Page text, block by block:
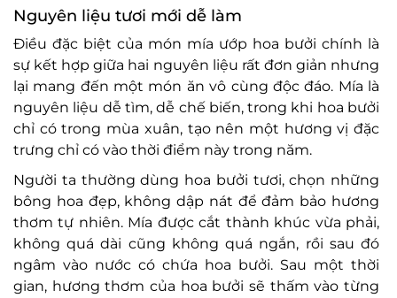
Nguyên liệu tươi mới dễ làm
Điều đặc biệt của món mía ướp hoa bưởi chính là
sự kết hợp giữa hai nguyên liệu rất đơn giản nhưng
lại mang đến một món ăn vô cùng độc đáo. Mía là
nguyên liệu dễ tìm, dễ chế biến, trong khi hoa bưởi
chỉ có trong mùa xuân, tạo nên một hương vị đặc
trưng chỉ có vào thời điểm này trong năm.
Người ta thường dùng hoa bưởi tươi, chọn những
bông hoa đẹp, không dập nát để đảm bảo hương
thơm tự nhiên. Mía được cắt thành khúc vừa phải,
không quá dài cũng không quá ngắn, rồi sau đó
ngâm vào nước có chứa hoa bưởi. Sau một thời
gian, hương thơm của hoa bưởi sẽ thấm vào từng